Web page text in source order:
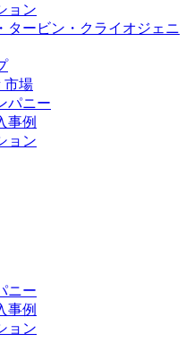
ョン
タービン・クライオジェニ
市場
パニー
事例
ョン
ニー
事例
ョン